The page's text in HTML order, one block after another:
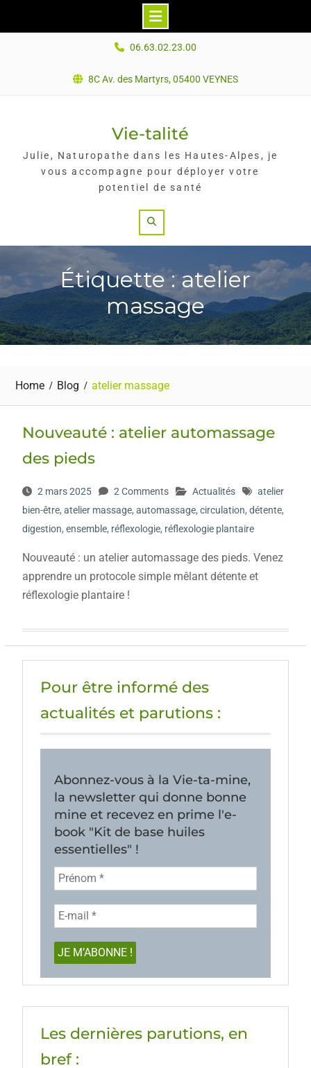
06.63.02.23.00
8C Av. des Martyrs, 05400 VEYNES
Vie-talité
Julie, Naturopathe dans les Hautes-Alpes, je
vous accompagne pour déployer votre
potentiel de santé
Étiquette : atelier
massage
Home Blog atelier massage
Nouveauté : atelier automassage
des pieds
2 mars 2025 2 Comments Actualités
atelier
bien-être, atelier massage, automassage, circulation, détente,
digestion, ensemble, réflexologie, réflexologie plantaire
Nouveauté : un atelier automassage des pieds. Venez
apprendre un protocole simple mêlant détente et
réflexologie plantaire !
Pour être informé des
actualités et parutions :
Abonnez-vous à la Vie-ta-mine,
la newsletter qui donne bonne
mine et recevez en prime l'e-
book "Kit de base huiles
essentielles" !
Les dernières parutions, en
bref :